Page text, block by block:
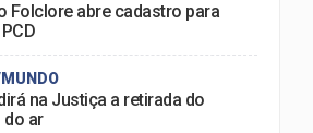
Folclore abre cadastro para
na Justiça a retirada do
do ar